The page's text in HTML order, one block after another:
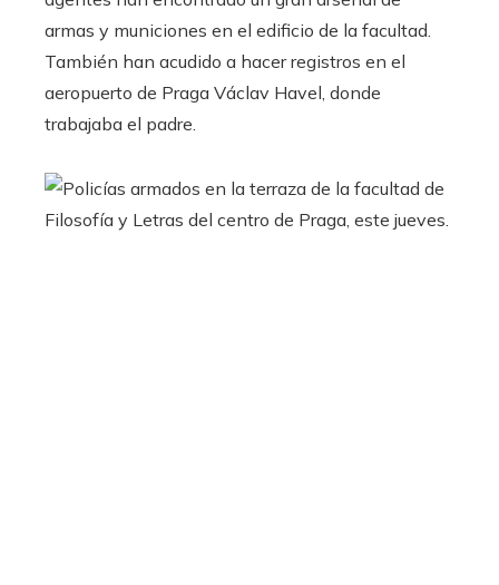
armas y municiones en el edificio de la facultad.
También han acudido a hacer registros en el
aeropuerto de Praga Václav Havel, donde
trabajaba el padre.